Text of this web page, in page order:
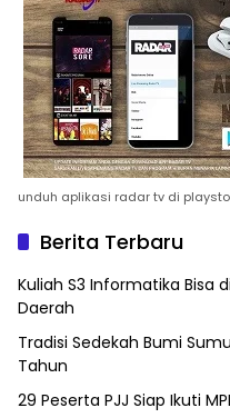
unduh aplikasi radar tv di
Berita Terbaru
Kuliah S3 Informatika Bisa
Daerah
Tradisi Sedekah Bumi
Tahun
29 Peserta PJJ Siap Ikuti